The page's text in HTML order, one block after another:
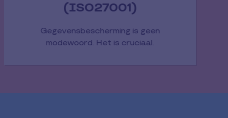
(ISO27001)
Gegevensbescherming is geen
modewoord. Het is cruciaal.